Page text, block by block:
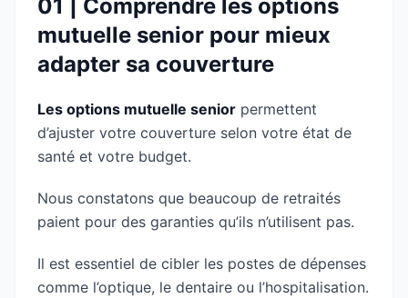
01 | Comprendre les options
mutuelle senior pour mieux
adapter sa couverture
Les options mutuelle senior permettent
d’ajuster votre couverture selon votre état de
santé et votre budget.
Nous constatons que beaucoup de retraités
paient pour des garanties qu’ils n’utilisent pas.
Il est essentiel de cibler les postes de dépenses
comme l’optique, le dentaire ou l’hospitalisation.